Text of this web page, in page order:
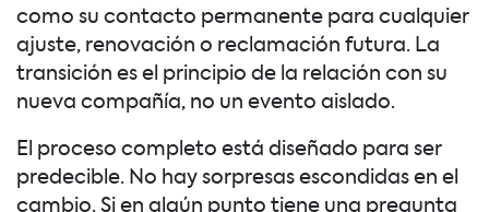
como su contacto permanente para cualquier
ajuste, renovación o reclamación futura. La
transición es el principio de la relación con su
nueva compañía, no un evento aislado.
El proceso completo está diseñado para ser
predecible. No hay sorpresas escondidas en el
cambio. Si en algún punto tiene una pregunta